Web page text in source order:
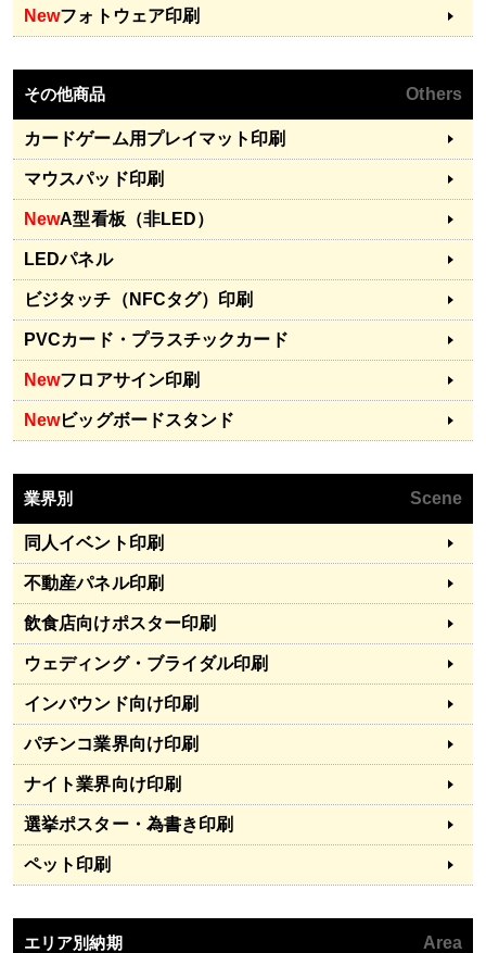
Newフォトウェア印刷
その他商品 Others
カードゲーム用プレイマット印刷
マウスパッド印刷
NewA型看板（非LED）
LEDパネル
ビジタッチ（NFCタグ）印刷
PVCカード・プラスチックカード
Newフロアサイン印刷
Newビッグボードスタンド
業界別 Scene
同人イベント印刷
不動産パネル印刷
飲食店向けポスター印刷
ウェディング・ブライダル印刷
インバウンド向け印刷
パチンコ業界向け印刷
ナイト業界向け印刷
選挙ポスター・為書き印刷
ペット印刷
エリア別納期 Area